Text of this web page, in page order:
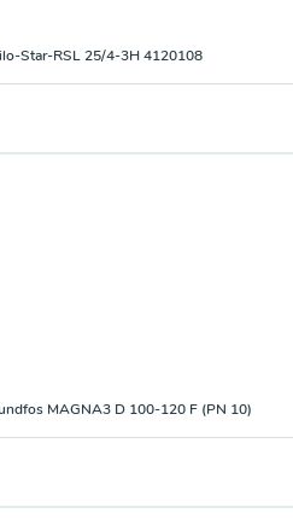
Star-RSL 25/4-3H 4120108
MAGNA3 D 100-120 F (PN 10)